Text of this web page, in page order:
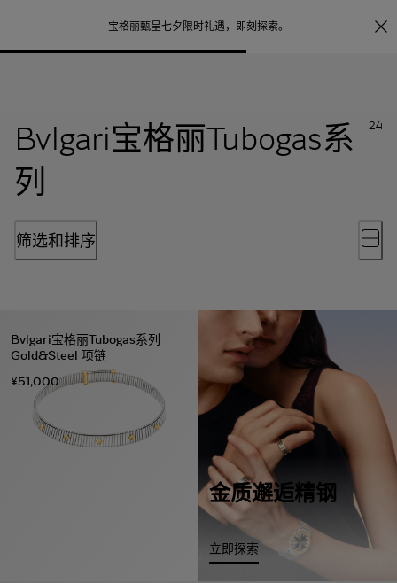
宝格丽甄呈七夕限时礼遇， 即刻探索。
Bvlgari宝格丽Tubogas系
列
24
筛选和排序
金质邂逅精钢
立即探索
Bvlgari宝格丽Tubogas系列
Gold&Steel 项链
¥51,000